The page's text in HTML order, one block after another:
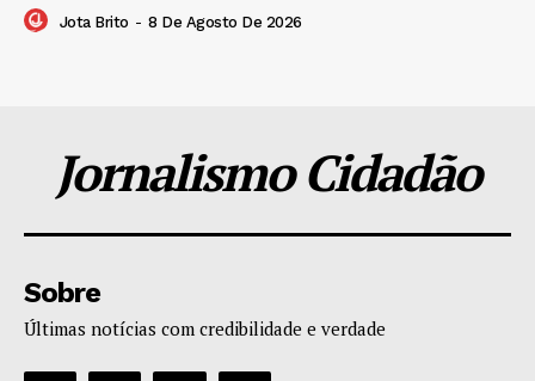
Jota Brito - 8 De Agosto De 2026
Jornalismo Cidadão
Sobre
Últimas notícias com credibilidade e verdade